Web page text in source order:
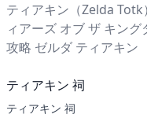
ティアキン（Zelda
ィアーズ オブ ザ キン
攻略 ゼルダ ティアキン
ティアキン 祠
ティアキン 祠